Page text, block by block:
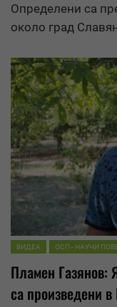
Определени са
около град
ВИДЕА ОСП - НАУЧИ
Пламен Газянов:
са произведени